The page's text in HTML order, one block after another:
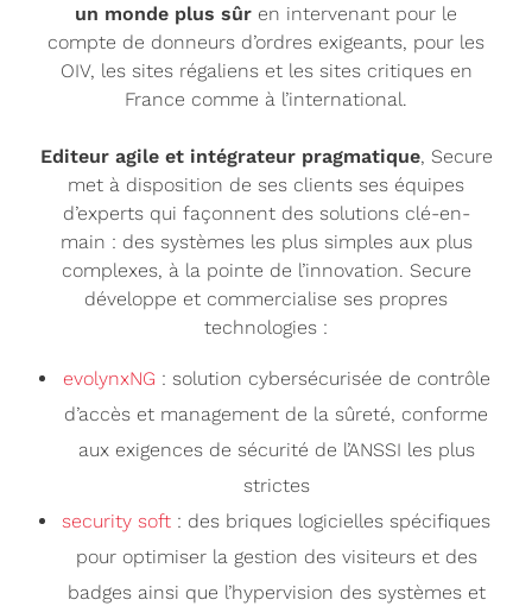
un monde plus sûr en intervenant pour le
compte de donneurs d’ordres exigeants, pour les
OIV, les sites régaliens et les sites critiques en
France comme à l’international.
Editeur agile et intégrateur pragmatique, Secure
met à disposition de ses clients ses équipes
d’experts qui façonnent des solutions clé-en-
main : des systèmes les plus simples aux plus
complexes, à la pointe de l’innovation. Secure
développe et commercialise ses propres
technologies :
evolynxNG : solution cybersécurisée de contrôle
d’accès et management de la sûreté, conforme
aux exigences de sécurité de l’ANSSI les plus
strictes
security soft : des briques logicielles spécifiques
pour optimiser la gestion des visiteurs et des
badges ainsi que l’hypervision des systèmes et